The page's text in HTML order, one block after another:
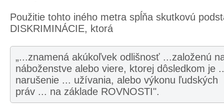
Použitie tohto iného metra spĺňa skutkovú
DISKRIMINÁCIE, ktorá
„...znamená akúkoľvek odlišnosť ...založenú
náboženstve alebo viere, ktorej dôsledkom je
narušenie ... užívania, alebo výkonu ľudských
práv ... na základe ROVNOSTI".